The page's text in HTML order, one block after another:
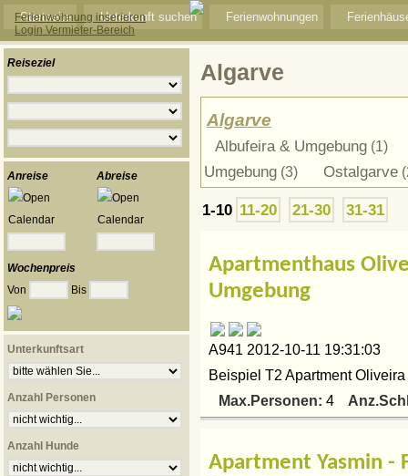
Ferienwohnung inserieren
Login Vermieter-Bereich
Startseite Unterkunft suchen Ferienwohnungen
Reiseziel
Anreise Abreise
Wochenpreis
Von
Bis
Unterkunftsart
Anzahl Personen
Anzahl Hunde
Algarve
Algarve
Albufeira & Umgebung (1)
Umgebung (3) Ostalgarve
1-10 11-20 21-30 31-31
Apartmenthaus
Umgebung
A941 2012-10-11 19:31:03
Beispiel T2 Apartment
Max.Personen: 4
Apartment Yasmin -